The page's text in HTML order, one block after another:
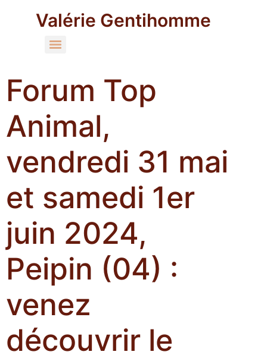
Valérie Gentihomme
Forum Top
Animal,
vendredi 31 mai
et samedi 1er
juin 2024,
Peipin (04) :
venez
découvrir le